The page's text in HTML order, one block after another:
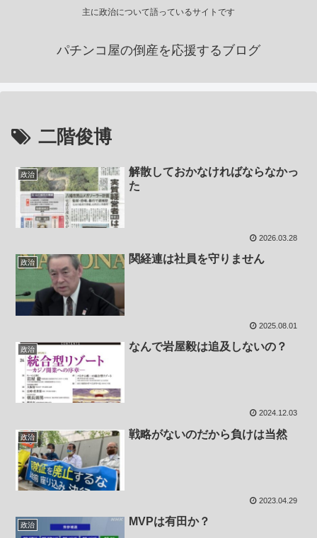
主に政治について語っているサイトです
パチンコ屋の倒産を応援するブログ
二階俊博
政治
解散しておかなければならなかっ
た
2026.03.28
政治 関経連は社員を守りません
2025.08.01
政治 なんで岩屋毅は追及しないの？
2024.12.03
政治 戦略がないのだから負けは当然
2023.04.29
政治 MVPは有田か？